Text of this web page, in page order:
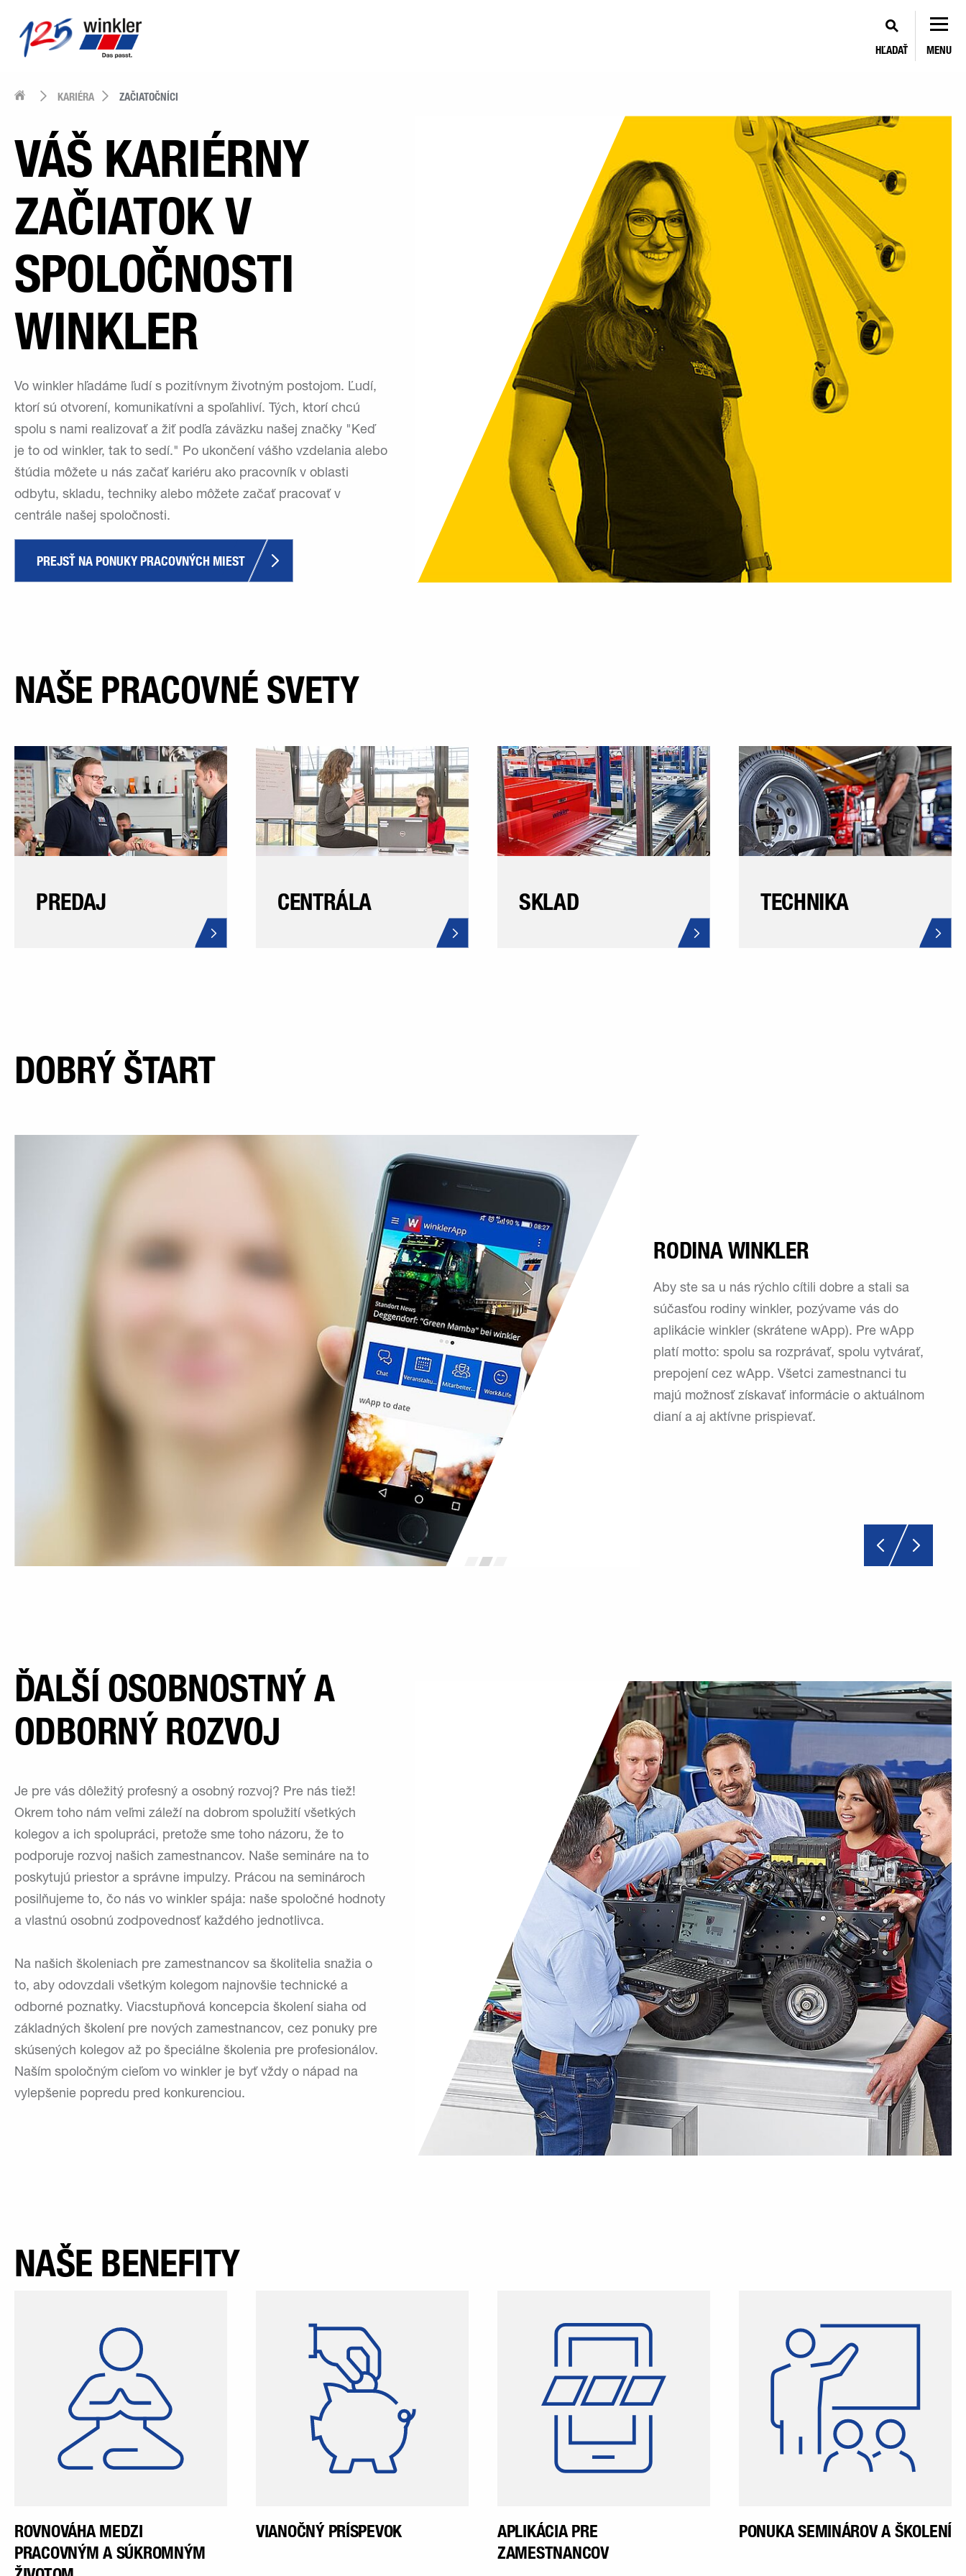
HĽADAŤ MENU
KARIÉRA ZAČIATOČNÍCI
VÁŠ KARIÉRNY
ZAČIATOK V
SPOLOČNOSTI
WINKLER
Vo winkler hľadáme ľudí s pozitívnym životným postojom. Ľudí,
ktorí sú otvorení, komunikatívni a spoľahliví. Tých, ktorí chcú
spolu s nami realizovať a žiť podľa záväzku našej značky "Keď
je to od winkler, tak to sedí." Po ukončení vášho vzdelania alebo
štúdia môžete u nás začať kariéru ako pracovník v oblasti
odbytu, skladu, techniky alebo môžete začať pracovať v
centrále našej spoločnosti.
PREJSŤ NA PONUKY PRACOVNÝCH MIEST
NAŠE PRACOVNÉ SVETY
PREDAJ CENTRÁLA SKLAD TECHNIKA
DOBRÝ ŠTART
RODINA WINKLER
Aby ste sa u nás rýchlo cítili dobre a stali sa
súčasťou rodiny winkler, pozývame vás do
aplikácie winkler (skrátene wApp). Pre wApp
platí motto: spolu sa rozprávať, spolu vytvárať,
prepojení cez wApp. Všetci zamestnanci tu
majú možnosť získavať informácie o aktuálnom
dianí a aj aktívne prispievať.
ĎALŠÍ OSOBNOSTNÝ A
ODBORNÝ ROZVOJ
Je pre vás dôležitý profesný a osobný rozvoj? Pre nás tiež!
Okrem toho nám veľmi záleží na dobrom spolužití všetkých
kolegov a ich spolupráci, pretože sme toho názoru, že to
podporuje rozvoj našich zamestnancov. Naše semináre na to
poskytujú priestor a správne impulzy. Prácou na seminároch
posilňujeme to, čo nás vo winkler spája: naše spoločné hodnoty
a vlastnú osobnú zodpovednosť každého jednotlivca.
Na našich školeniach pre zamestnancov sa školitelia snažia o
to, aby odovzdali všetkým kolegom najnovšie technické a
odborné poznatky. Viacstupňová koncepcia školení siaha od
základných školení pre nových zamestnancov, cez ponuky pre
skúsených kolegov až po špeciálne školenia pre profesionálov.
Naším spoločným cieľom vo winkler je byť vždy o nápad na
vylepšenie popredu pred konkurenciou.
NAŠE BENEFITY
našej spoločnosti a ktorá
vyhovuje zamestnancom aj
rodinám, si zamestnanci
môžu flexibilne načasovať v
závislosti od príslušnej oblasti
ich činnosti.
ROVNOVÁHA MEDZI
PRACOVNÝM A SÚKROMNÝM
zamestnancom vianočný
bonus. Táto suma bude
vyplatená v novembri.
VIANOČNÝ PRÍSPEVOK
prostredníctvom ktorej sa
zamestnanci a dozvedieť sa
novinky týkajúce sa diania v
dostanú prístup k
zamestnaneckej aplikácii ešte
APLIKÁCIA PRE
ZAMESTNANCOV
osobný rozvoj? Pre nás tiež!
Okrem toho spoločnosti
winkler záleží aj na dobrej
spoločnej atmosfére medzi jej
zamestnancami. Priestor a
správne impulzy na to
ponúkajú naše semináre a
PONUKA SEMINÁROV A ŠKOLENÍ